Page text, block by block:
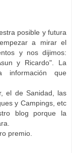
posible y futura
a mirar el
y nos dijimos:
y Ricardo". La
información que
el de Sanidad, las
y Campings, etc
blog porque la
premio.